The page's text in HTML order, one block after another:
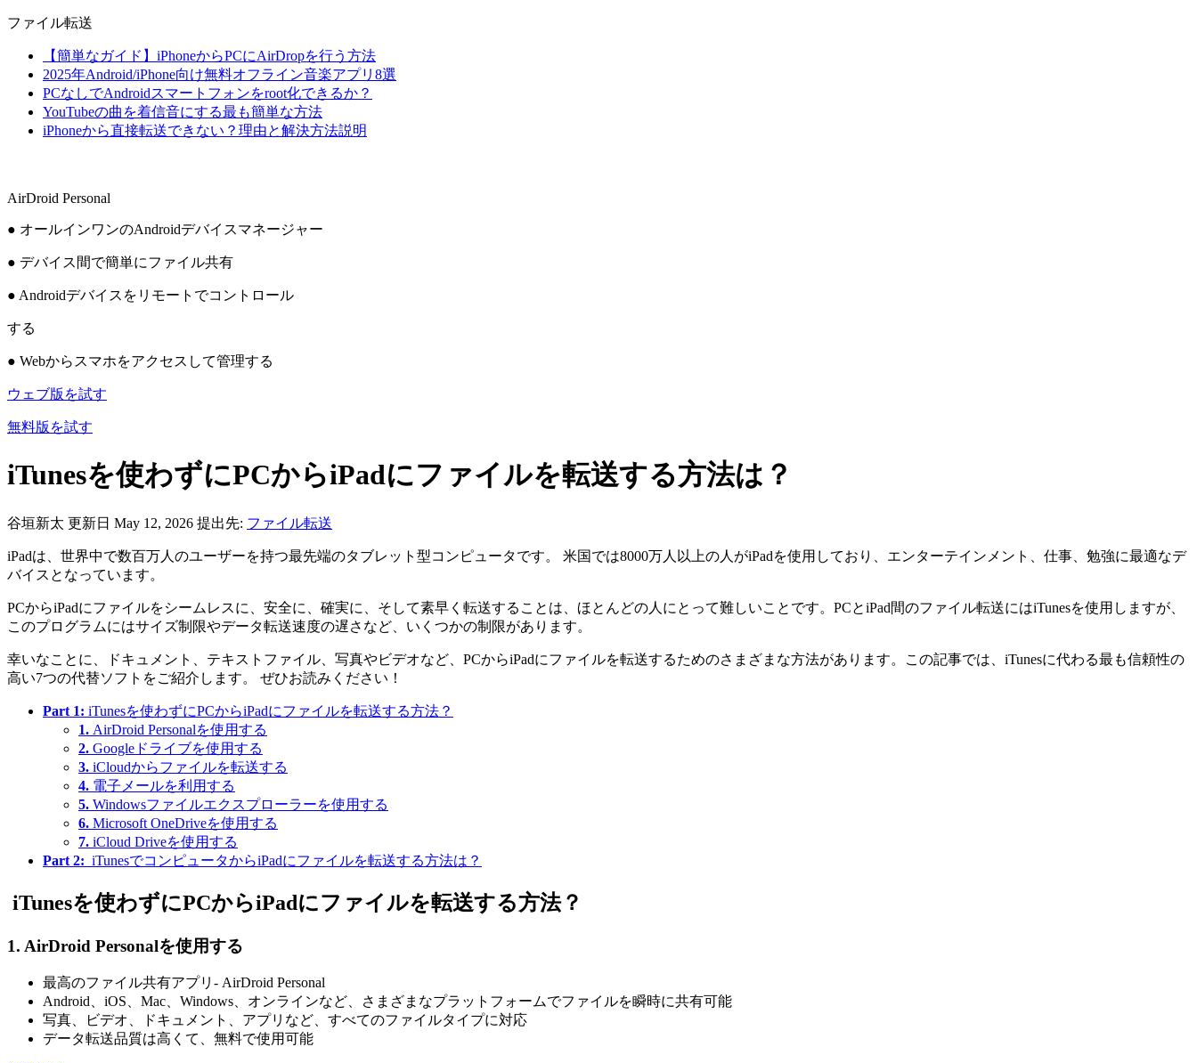
ファイル転送
【簡単なガイド】iPhoneからPCにAirDropを行う方法
2025年Android/iPhone向け無料オフライン音楽アプリ8選
PCなしでAndroidスマートフォンをroot化できるか？
YouTubeの曲を着信音にする最も簡単な方法
iPhoneから直接転送できない？理由と解決方法説明
AirDroid Personal
● オールインワンのAndroidデバイスマネージャー
● デバイス間で簡単にファイル共有
● Androidデバイスをリモートでコントロール
する
● Webからスマホをアクセスして管理する
ウェブ版を試す
無料版を試す
iTunesを使わずにPCからiPadにファイルを転送する方法は？
谷垣新太 更新日 May 12, 2026 提出先: ファイル転送
iPadは、世界中で数百万人のユーザーを持つ最先端のタブレット型コンピュータです。 米国では8000万人以上の人がiPadを使用しており、エンターテインメント、仕事、勉強に最適なデ
バイスとなっています。
PCからiPadにファイルをシームレスに、安全に、確実に、そして素早く転送することは、ほとんどの人にとって難しいことです。PCとiPad間のファイル転送にはiTunesを使用しますが、
このプログラムにはサイズ制限やデータ転送速度の遅さなど、いくつかの制限があります。
幸いなことに、ドキュメント、テキストファイル、写真やビデオなど、PCからiPadにファイルを転送するためのさまざまな方法があります。この記事では、iTunesに代わる最も信頼性の
高い7つの代替ソフトをご紹介します。 ぜひお読みください！
Part 1: iTunesを使わずにPCからiPadにファイルを転送する方法？
1. AirDroid Personalを使用する
2. Googleドライブを使用する
3. iCloudからファイルを転送する
4. 電子メールを利用する
5. Windowsファイルエクスプローラーを使用する
6. Microsoft OneDriveを使用する
7. iCloud Driveを使用する
Part 2: iTunesでコンピュータからiPadにファイルを転送する方法は？
iTunesを使わずにPCからiPadにファイルを転送する方法？
1. AirDroid Personalを使用する
最高のファイル共有アプリ- AirDroid Personal
Android、iOS、Mac、Windows、オンラインなど、さまざまなプラットフォームでファイルを瞬時に共有可能
写真、ビデオ、ドキュメント、アプリなど、すべてのファイルタイプに対応
データ転送品質は高くて、無料で使用可能